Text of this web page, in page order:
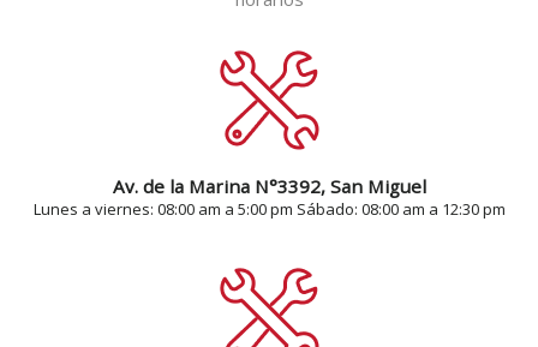
Av. de la Marina N°3392, San Miguel
Lunes a viernes: 08:00 am a 5:00 pm Sábado: 08:00 am a 12:30 pm